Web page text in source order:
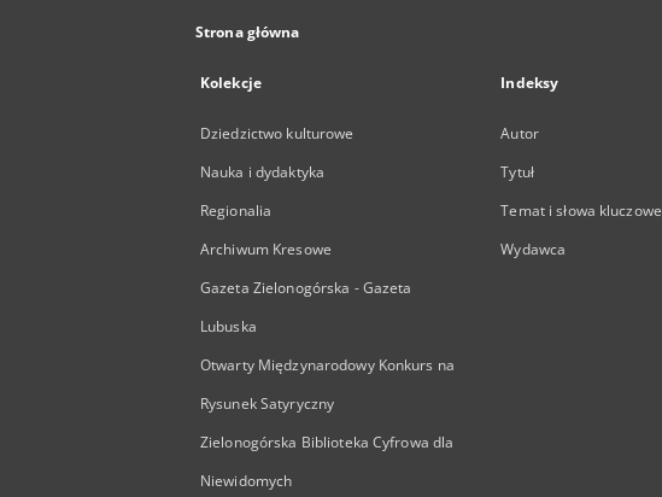
Strona główna
Kolekcje
Dziedzictwo kulturowe
Nauka i dydaktyka
Regionalia
Archiwum Kresowe
Gazeta Zielonogórska - Gazeta
Lubuska
Otwarty Międzynarodowy Konkurs na
Rysunek Satyryczny
Zielonogórska Biblioteka Cyfrowa dla
Niewidomych
Indeksy
Autor
Tytuł
Temat i słowa kluczowe
Wydawca